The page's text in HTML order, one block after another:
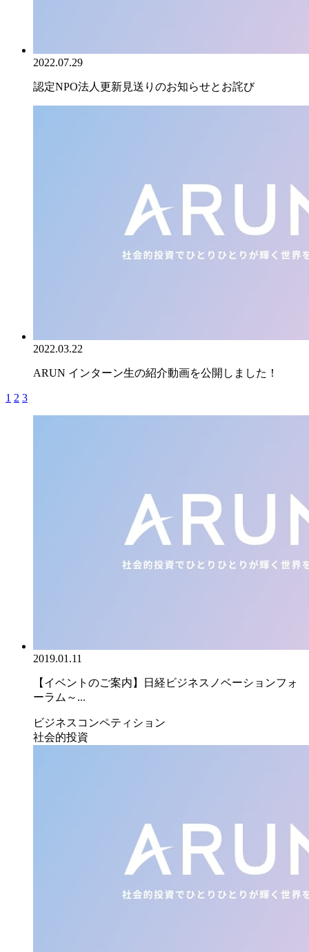
2022.07.29
認定NPO法人更新見送りのお知らせとお詫び
2022.03.22
ARUN インターン生の紹介動画を公開しました！
1 2 3
2019.01.11
【イベントのご案内】日経ビジネスノベーションフォ
ーラム～...
ビジネスコンペティション
社会的投資